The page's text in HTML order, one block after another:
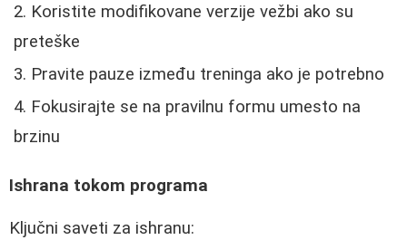
Koristite modifikovane verzije vežbi ako su
preteške
Pravite pauze između treninga ako je potrebno
Fokusirajte se na pravilnu formu umesto na
brzinu
Ishrana tokom programa
Ključni saveti za ishranu: